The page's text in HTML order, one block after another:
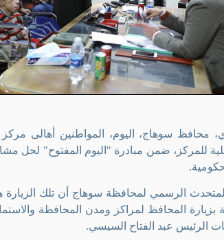
محافظ سوهاج، اليوم، المواطنين أهالى
للمركز، ضمن مبادرة "اليوم المفتوح" لحل
.
الرسمي لمحافظة سوهاج أن تلك الزيارة
بزيارة المحافظ لمراكز ومدن المحافظة
الرئيس عبد الفتاح السيسي.